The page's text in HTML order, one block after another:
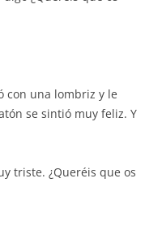
con una lombriz y le
se sintió muy feliz. Y
triste. ¿Queréis que os